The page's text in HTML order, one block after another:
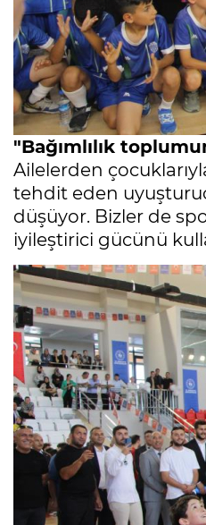
"Bağımlılık
Ailelerden
tehdit eden
düşüyor. Bizler de
iyileştirici gücünü